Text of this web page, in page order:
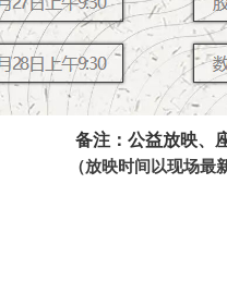
备注：公益放映、
（放映时间以现场最